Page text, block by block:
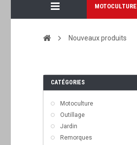
MOTOCULTURE
Nouveaux produits
CATÉGORIES
Motoculture
Outillage
Jardin
Remorques